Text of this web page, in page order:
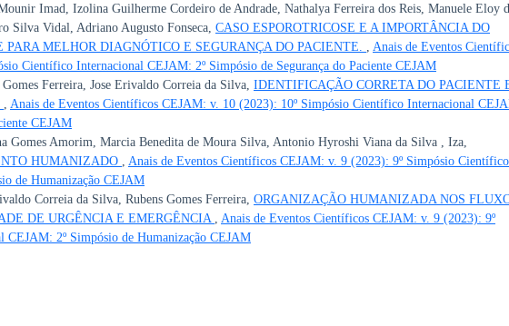
Imad, Izolina Guilherme Cordeiro de Andrade, Nathalya Ferreira dos Reis, Manuele Eloy
Silva Vidal, Adriano Augusto Fonseca, CASO ESPOROTRICOSE E A IMPORTÂNCIA DO
MELHOR DIAGNÓTICO E SEGURANÇA DO PACIENTE.
Anais de Eventos
Científico Internacional CEJAM: 2º Simpósio de Segurança do Paciente CEJAM
Ferreira, Jose Erivaldo Correia da Silva, IDENTIFICAÇÃO CORRETA DO PACIENTE
Anais de Eventos Científicos CEJAM: v. 10 (2023): 10º Simpósio Científico Internacional
CEJAM
Gomes Amorim, Marcia Benedita de Moura Silva, Antonio Hyroshi Viana da Silva , Iza,
HUMANIZADO
Anais de Eventos Científicos CEJAM: v. 9 (2023): 9º Simpósio Científico
de Humanização CEJAM
Correia da Silva, Rubens Gomes Ferreira, ORGANIZAÇÃO HUMANIZADA NOS
DE URGÊNCIA E EMERGÊNCIA
Anais de Eventos Científicos CEJAM: v. 9 (2023): 9º
2º Simpósio de Humanização CEJAM